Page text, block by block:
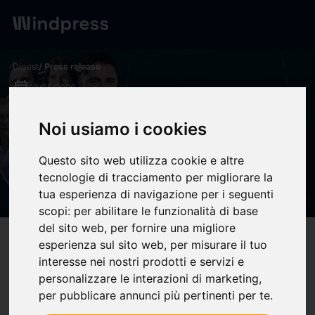
Noi usiamo i cookies
Questo sito web utilizza cookie e altre
tecnologie di tracciamento per migliorare la
tua esperienza di navigazione per i seguenti
scopi: per abilitare le funzionalità di base
del sito web, per fornire una migliore
esperienza sul sito web, per misurare il tuo
interesse nei nostri prodotti e servizi e
personalizzare le interazioni di marketing,
per pubblicare annunci più pertinenti per te.
Digest/ Press release
calendar_today19/05/2026
De Twitch à l’amphi : Rivenzi
Bordeaux Montaigne | IUT
Bordeaux Montaigne
Compatibility help
(0)bookmark_borderupload Share
La rencontre entre Rivenzi et Nicolas Patin remonte à février